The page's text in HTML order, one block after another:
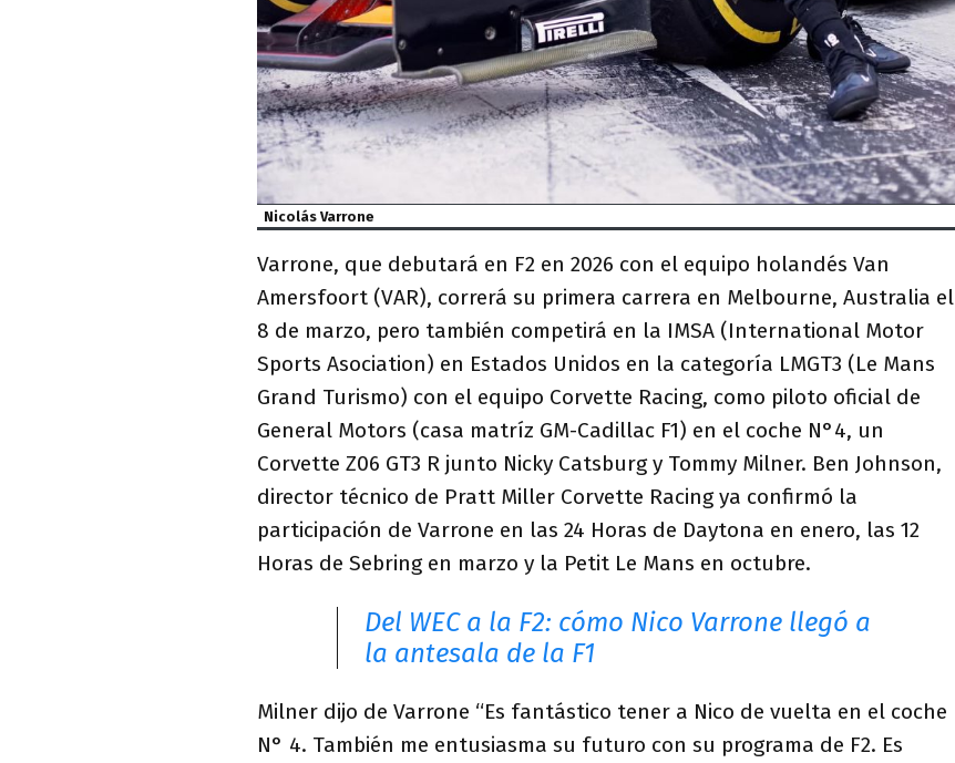
Nicolás Varrone
Varrone, que debutará en F2 en 2026 con el equipo holandés Van
Amersfoort (VAR), correrá su primera carrera en Melbourne, Australia el
8 de marzo, pero también competirá en la IMSA (International Motor
Sports Asociation) en Estados Unidos en la categoría LMGT3 (Le Mans
Grand Turismo) con el equipo Corvette Racing, como piloto oficial de
General Motors (casa matríz GM-Cadillac F1) en el coche N°4, un
Corvette Z06 GT3 R junto Nicky Catsburg y Tommy Milner. Ben Johnson,
director técnico de Pratt Miller Corvette Racing ya confirmó la
participación de Varrone en las 24 Horas de Daytona en enero, las 12
Horas de Sebring en marzo y la Petit Le Mans en octubre.
Del WEC a la F2: cómo Nico Varrone llegó a
la antesala de la F1
Milner dijo de Varrone “Es fantástico tener a Nico de vuelta en el coche
N° 4. También me entusiasma su futuro con su programa de F2. Es